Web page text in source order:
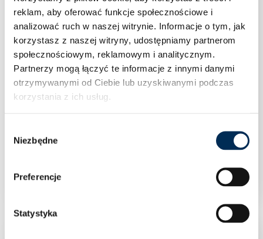
reklam, aby oferować funkcje społecznościowe i
analizować ruch w naszej witrynie. Informacje o tym, jak
korzystasz z naszej witryny, udostępniamy partnerom
społecznościowym, reklamowym i analitycznym.
Partnerzy mogą łączyć te informacje z innymi danymi
otrzymywanymi od Ciebie lub uzyskiwanymi podczas
korzystania z ich usług.
zgody
Niezbędne
Preferencje
Statystyka
Zawór trój-drogowy strefowy GZ 1 (DN20) z
siłownikiem 230V z przewodem, kv 8 m3/h